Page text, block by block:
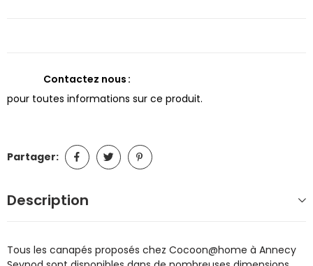
Contactez nous
pour toutes informations sur ce produit.
Partager:
Description
Tous les canapés proposés chez Cocoon@home à Annecy